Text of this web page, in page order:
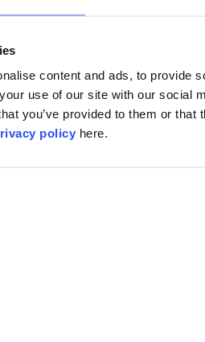
content and ads, to provide
use of our site with our social
you’ve provided to them or
policy here.